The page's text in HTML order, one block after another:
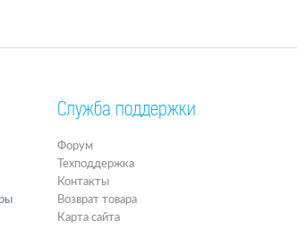
Служба поддержки
Форум
Техподдержка
Контакты
Возврат товара
Карта сайта